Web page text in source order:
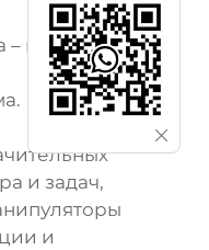
– важный
и задач,
и